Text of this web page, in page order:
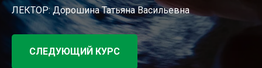
ЛЕКТОР: Дорошина Татьяна Васильевна
СЛЕДУЮЩИЙ КУРС